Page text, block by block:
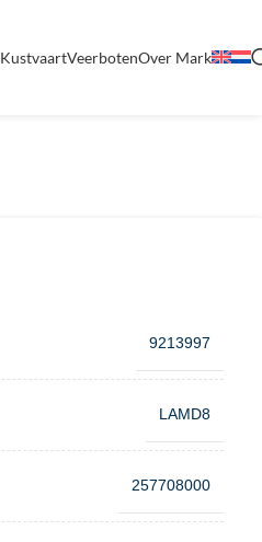
KustvaartVeerbotenOver Mark
9213997
LAMD8
257708000